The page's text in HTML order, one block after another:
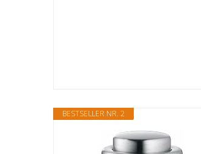
BESTSELLER NR. 2